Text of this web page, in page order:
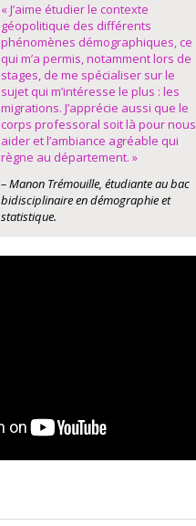
« J’aime étudier le contexte
géopolitique des différents
phénomènes démographiques, ce
qui m’a permis, notamment lors de
stages, de me spécialiser sur le
sujet qui m’intéresse le plus : les
migrations. J’apprécie aussi que le
corps professoral soit là pour nous
aider et l’ambiance agréable qui
règne au département. »
– Manon Trémouille, étudiante au bac
bidisciplinaire en démographie et
statistique.